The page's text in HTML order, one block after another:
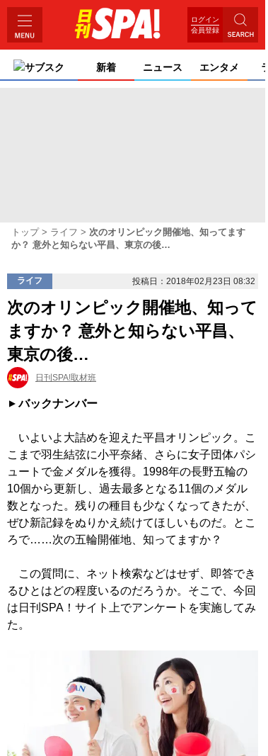
ログイン
会員登録
サブスク 新着 ニュース エンタメ
トップ ライフ
次のオリンピック開催地、知ってます
か？ 意外と知らない平昌、東京の後…
ライフ 投稿日：2018年02月23日 08:32
次のオリンピック開催地、知って
ますか？ 意外と知らない平昌、
東京の後…
日刊SPA!取材班
バックナンバー
いよいよ大詰めを迎えた平昌オリンピック。こ
こまで羽生結弦に小平奈緒、さらに女子団体パシ
ュートで金メダルを獲得。1998年の長野五輪の
10個から更新し、過去最多となる11個のメダル
数となった。残りの種目も少なくなってきたが、
ぜひ新記録をぬりかえ続けてほしいものだ。とこ
ろで……次の五輪開催地、知ってますか？
この質問に、ネット検索などはせず、即答でき
るひとはどの程度いるのだろうか。そこで、今回
は日刊SPA！サイト上でアンケートを実施してみ
た。